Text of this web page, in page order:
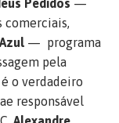
Pedidos —
comerciais,
— programa
pela
o verdadeiro
responsável